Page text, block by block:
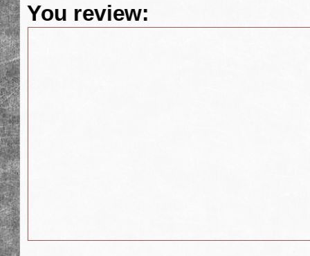
You review: